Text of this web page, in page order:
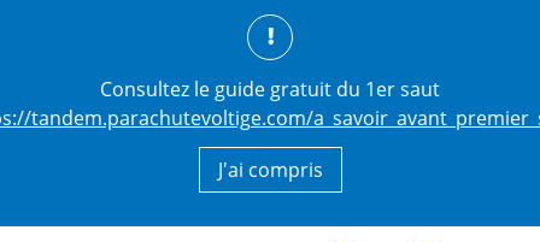
Consultez le guide gratuit du 1er saut
tandem.parachutevoltige.com/
J'ai compris